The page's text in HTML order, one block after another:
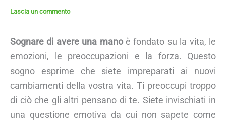
Lascia un commento
Sognare di avere una manoè fondato su la vita, le
emozioni, le preoccupazioni e la forza. Questo
sogno esprime che siete impreparati ai nuovi
cambiamenti della vostra vita. Ti preoccupi troppo
di ciò che gli altri pensano di te. Siete invischiati in
una questione emotiva da cui non sapete come